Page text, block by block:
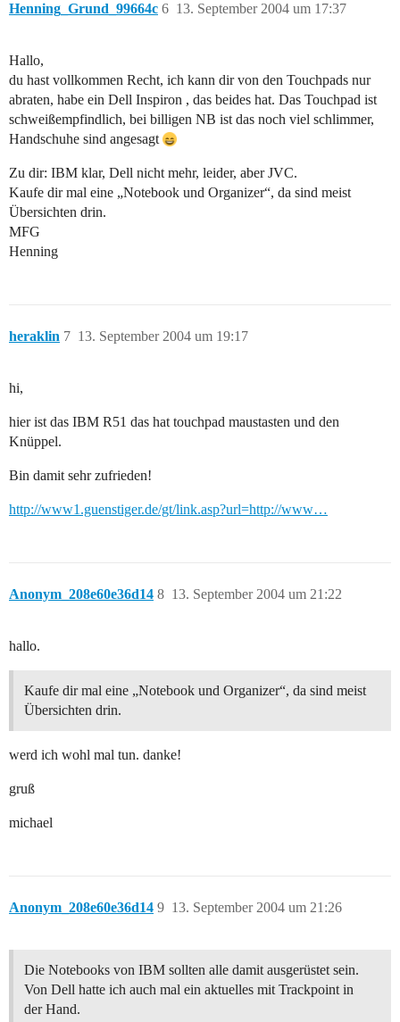
Henning_Grund_99664c 13. September 2004 um 17:37
6
Hallo,
du hast vollkommen Recht, ich kann dir von den Touchpads nur
abraten, habe ein Dell Inspiron , das beides hat. Das Touchpad ist
schweißempfindlich, bei billigen NB ist das noch viel schlimmer,
Handschuhe sind angesagt
Zu dir: IBM klar, Dell nicht mehr, leider, aber JVC.
Kaufe dir mal eine „Notebook und Organizer“, da sind meist
Übersichten drin.
MFG
Henning
heraklin 13. September 2004 um 19:17
7
hi,
hier ist das IBM R51 das hat touchpad maustasten und den
Knüppel.
Bin damit sehr zufrieden!
http://www1.guenstiger.de/gt/link.asp?url=http://www…
Anonym_208e60e36d14 13. September 2004 um 21:22
8
hallo.
Kaufe dir mal eine „Notebook und Organizer“, da sind meist
Übersichten drin.
werd ich wohl mal tun. danke!
gruß
michael
Anonym_208e60e36d14 13. September 2004 um 21:26
9
Die Notebooks von IBM sollten alle damit ausgerüstet sein.
Von Dell hatte ich auch mal ein aktuelles mit Trackpoint in
der Hand.